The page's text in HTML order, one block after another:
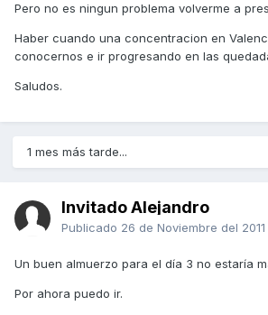
Pero no es ningun problema volverme a
Haber cuando una concentracion en
conocernos e ir progresando en las
Saludos.
1 mes más tarde...
Invitado Alejandro
Publicado 26 de Noviembre del 2011
Un buen almuerzo para el día 3 no estaría
Por ahora puedo ir.